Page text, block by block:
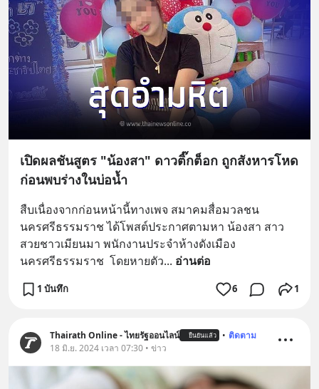
เปิดผลชันสูตร "น้องสา" ดาวติ๊กต็อก ถูกสังหารโหด
ก่อนพบร่างในบ่อน้ำ
สืบเนื่องจากก่อนหน้านี้ทางเพจ สมาคมสื่อมวลชน
นครศรีธรรมราช ได้โพสต์ประกาศตามหา น้องสา สาว
สวยชาวเมียนมา พนักงานประจำห้างดังเมือง
นครศรีธรรมราช  โดยหายตัว... อ่านต่อ
1 บันทึก 6 1
Thairath Online - ไทยรัฐออนไลน์ ยืนยันแล้ว • ติดตาม
18 มิ.ย. 2024 เวลา 07:30 • ข่าว